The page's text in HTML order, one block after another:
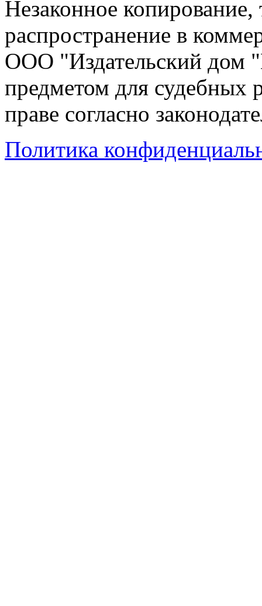
Незаконное
распространение в
ООО "Издательский дом
предметом для судебных
праве согласно
Политика